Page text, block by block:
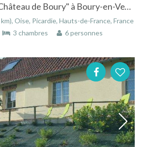
Dépendance du "Château de Boury" à Boury-en-Vexin en Picardie lieu de prestige à 70 km de Paris
Oise, Picardie, Hauts-de-France, France
3 chambres 6 personnes